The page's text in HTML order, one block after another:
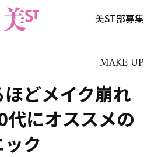
美ST部募集
MAKE UP
ほどメイク崩れ
代にオススメの
ク